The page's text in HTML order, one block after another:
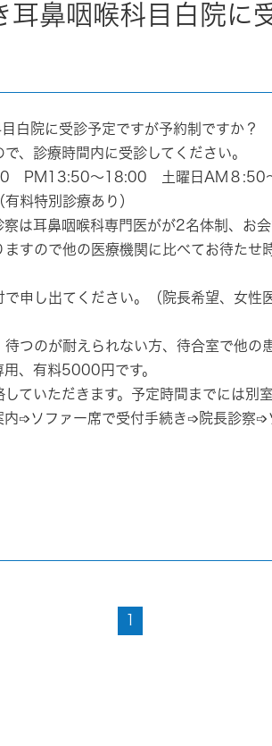
耳鼻咽喉科目白院に
白院に受診予定ですが予約制ですか？
、診療時間内に受診してください。
PM13:50～18:00 土曜日AM８:50
料特別診療あり）
は耳鼻咽喉科専門医がが2名体制、お
すので他の医療機関に比べてお待たせ
申し出てください。（院長希望、女性
待つのが耐えられない方、待合室で他の
、有料5000円です。
ていただきます。予定時間までには別
内➩ソファー席で受付手続き➩院長診察➩
1